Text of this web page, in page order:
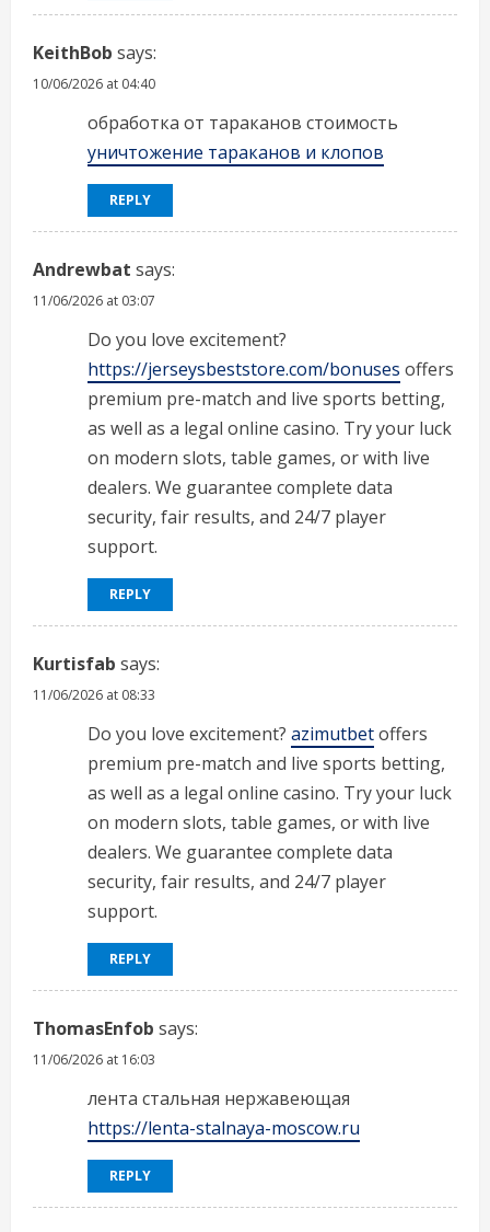
KeithBob says:
10/06/2026 at 04:40
обработка от тараканов стоимость
уничтожение тараканов и клопов
REPLY
Andrewbat says:
11/06/2026 at 03:07
Do you love excitement?
https://jerseysbeststore.com/bonuses offers
premium pre-match and live sports betting,
as well as a legal online casino. Try your luck
on modern slots, table games, or with live
dealers. We guarantee complete data
security, fair results, and 24/7 player
support.
REPLY
Kurtisfab says:
11/06/2026 at 08:33
Do you love excitement? azimutbetoffers
premium pre-match and live sports betting,
as well as a legal online casino. Try your luck
on modern slots, table games, or with live
dealers. We guarantee complete data
security, fair results, and 24/7 player
support.
REPLY
ThomasEnfob says:
11/06/2026 at 16:03
лента стальная нержавеющая
https://lenta-stalnaya-moscow.ru
REPLY